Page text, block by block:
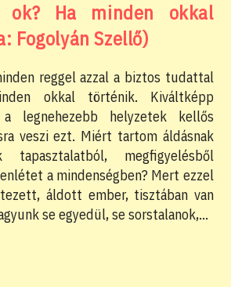
ok? Ha minden okkal
Fogolyán Szellő)
reggel azzal a biztos tudattal
okkal történik. Kiváltképp
legnehezebb helyzetek kellős
veszi ezt. Miért tartom áldásnak
megfigyelésből
a mindenségben? Mert ezzel
áldott ember, tisztában van
se egyedül, se sorstalanok,…